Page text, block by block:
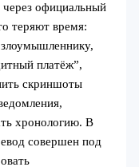
через официальный
теряют время:
платёж”,
скриншоты
хронологию. В
совершен под